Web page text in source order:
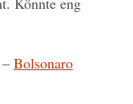
Bolsonaro